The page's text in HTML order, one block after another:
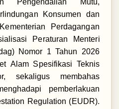
Pengendalian Mutu,
Konsumen dan
Perdagangan
Peraturan Menteri
Nomor 1 Tahun 2026
Alam Spesifikasi Teknis
sekaligus membahas
pemberlakuan
Regulation (EUDR).